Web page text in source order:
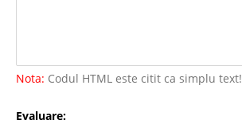
Nota: Codul HTML este citit ca simplu text!
Evaluare: